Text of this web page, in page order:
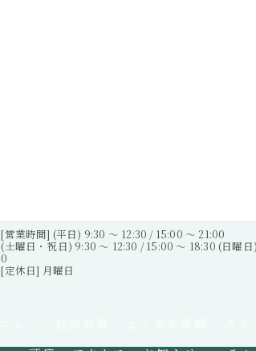
[営業時間] (平日) 9:30 ～ 12:30 / 15:00 ～ 21:00
(土曜日・祝日) 9:30 ～ 12:30 / 15:00 ～ 18:30 (日曜
0
[定休日] 月曜日